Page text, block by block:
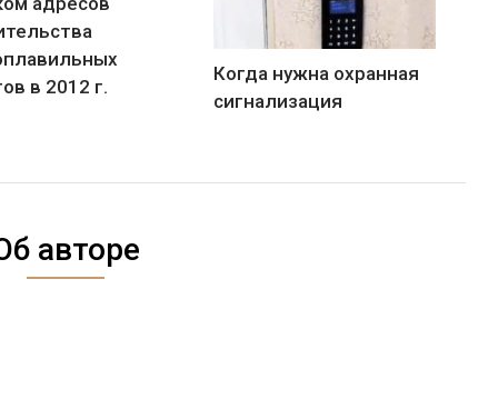
в 2012 г.
Когда нужна охранная
сигнализация
авторе